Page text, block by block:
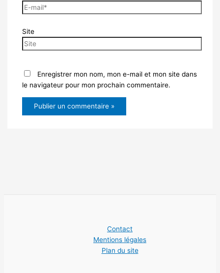
Site
Enregistrer mon nom, mon e-mail et mon site dans
le navigateur pour mon prochain commentaire.
Contact
Mentions légales
Plan du site